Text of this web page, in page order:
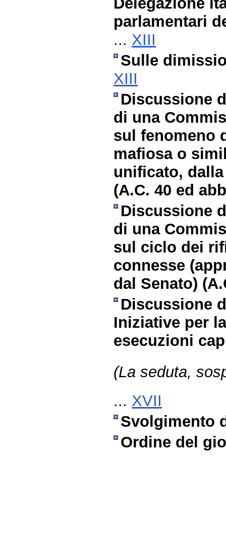
parlamentari
... XIII
Sulle
XIII
Discussione
di una
sul fenomeno
mafiosa o
unificato,
(A.C. 40 ed
Discussione
di una
sul ciclo dei
connesse
dal Senato)
Discussione
Iniziative per
esecuzioni
(La seduta,
... XVII
Svolgimento
Ordine del